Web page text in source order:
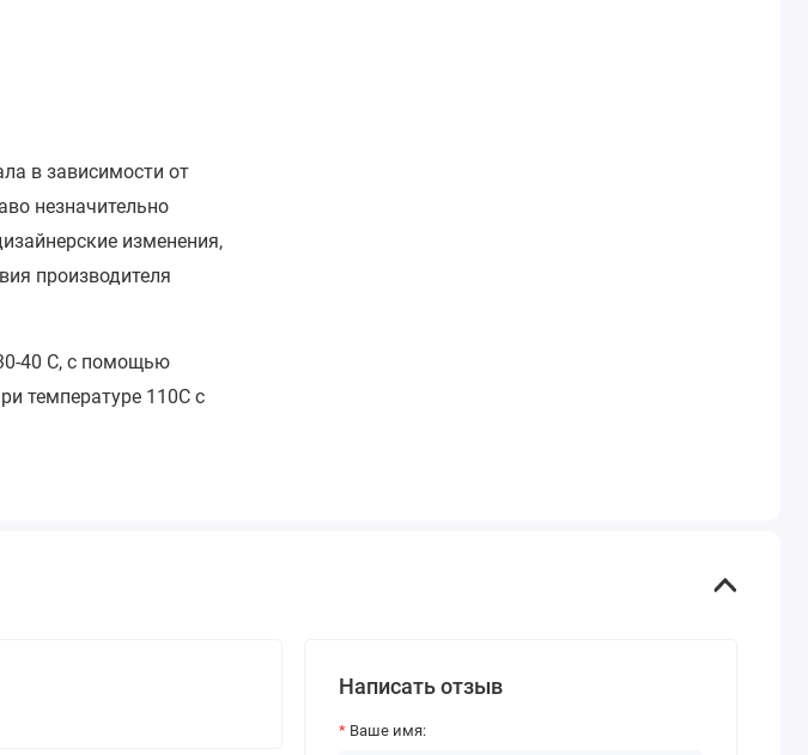
в зависимости от
незначительно
изменения,
производителя
40 С, с помощью
температуре 110С с
Написать отзыв
Ваше имя: